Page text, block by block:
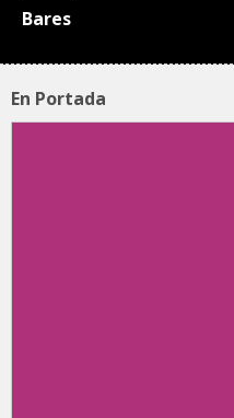
Bares
En Portada